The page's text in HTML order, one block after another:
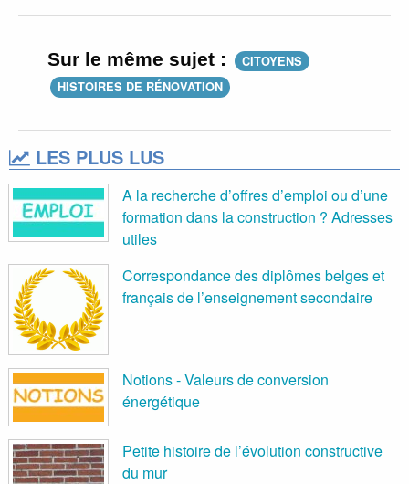
Sur le même sujet :
CITOYENS
HISTOIRES DE RÉNOVATION
LES PLUS LUS
A la recherche d’offres d’emploi ou d’une
formation dans la construction ? Adresses
utiles
Correspondance des diplômes belges et
français de l’enseignement secondaire
Notions - Valeurs de conversion
énergétique
Petite histoire de l’évolution constructive
du mur